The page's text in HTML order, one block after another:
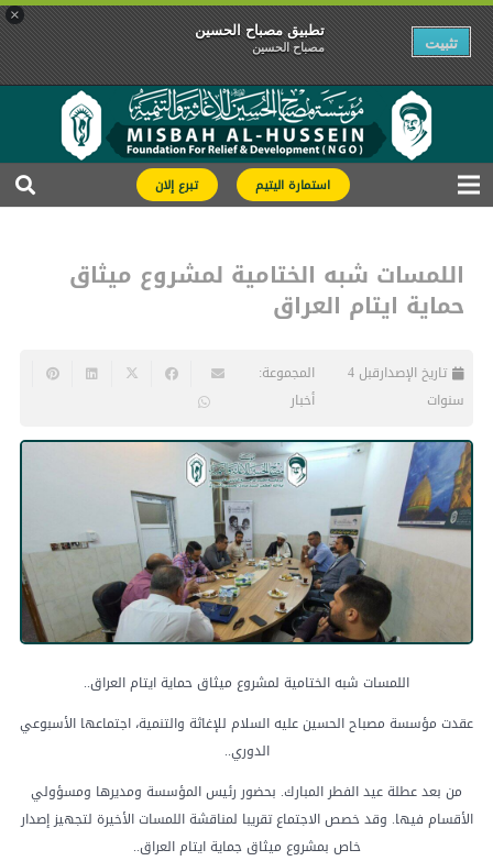
×
تطبیق مصباح الحسین
مصباح الحسین تثبیت
استمارة اليتيم تبرع إلان
اللمسات شبه الختامية لمشروع ميثاق
حماية ايتام العراق
تاريخ الإصدار
قبل 4
سنوات
المجموعة:
أخبار
اللمسات شبه الختامية لمشروع ميثاق حماية ايتام العراق..
عقدت مؤسسة مصباح الحسين عليه السلام للإغاثة والتنمية، اجتماعها الأسبوعي
الدوري..
من بعد عطلة عيد الفطر المبارك. بحضور رئيس المؤسسة ومديرها ومسؤولي
الأقسام فيها. وقد خصص الاجتماع تقريبا لمناقشة اللمسات الأخيرة لتجهيز إصدار
خاص بمشروع ميثاق جماية ايتام العراق..